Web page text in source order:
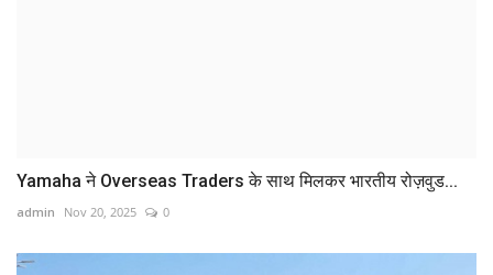
Yamaha ने Overseas Traders के साथ मिलकर भारतीय रोज़वुड...
admin Nov 20, 2025 0